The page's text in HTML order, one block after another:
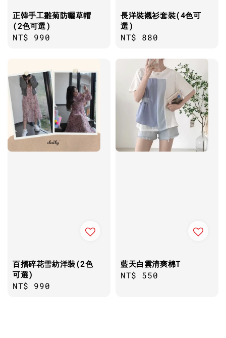
正韓手工雛菊防曬草帽
(2色可選)
Regular
NT$ 990
長洋裝襯衫套裝(4色可
選)
Regular
NT$ 880
百摺碎花雪紡洋裝(2色
可選)
Regular
NT$ 990
藍天白雲清爽棉T
Regular
NT$ 550